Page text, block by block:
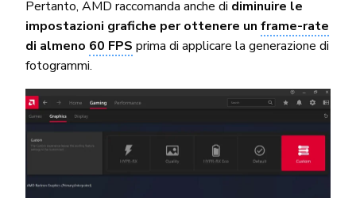
Pertanto, AMD raccomanda anche di diminuire le
impostazioni grafiche per ottenere unframe-rate
di almeno 60 FPS prima di applicare la generazione di
fotogrammi.